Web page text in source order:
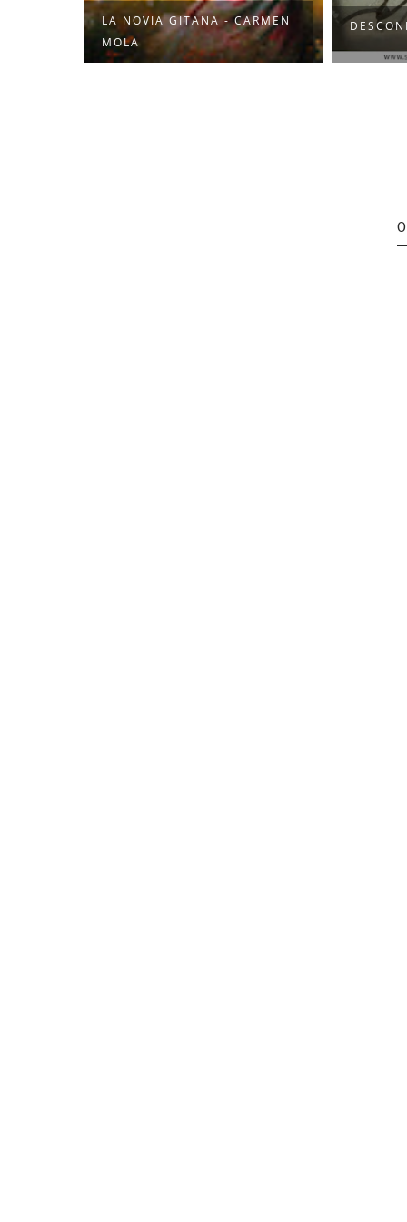
LA NOVIA GITANA - CARMEN
MOLA